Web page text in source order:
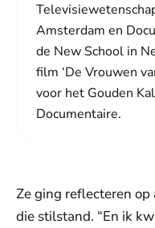
Amsterdam en
de New School in
film ‘De Vrouwen
voor het Gouden
Documentaire.
Ze ging reflecteren
die stilstand. “En ik